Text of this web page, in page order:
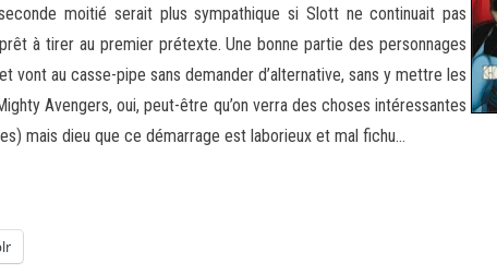
moitié serait plus sympathique si Slott ne continuait pas
à tirer au premier prétexte. Une bonne partie des personnages
au casse-pipe sans demander d’alternative, sans y mettre les
Avengers, oui, peut-être qu’on verra des choses intéressantes
mais dieu que ce démarrage est laborieux et mal fichu…